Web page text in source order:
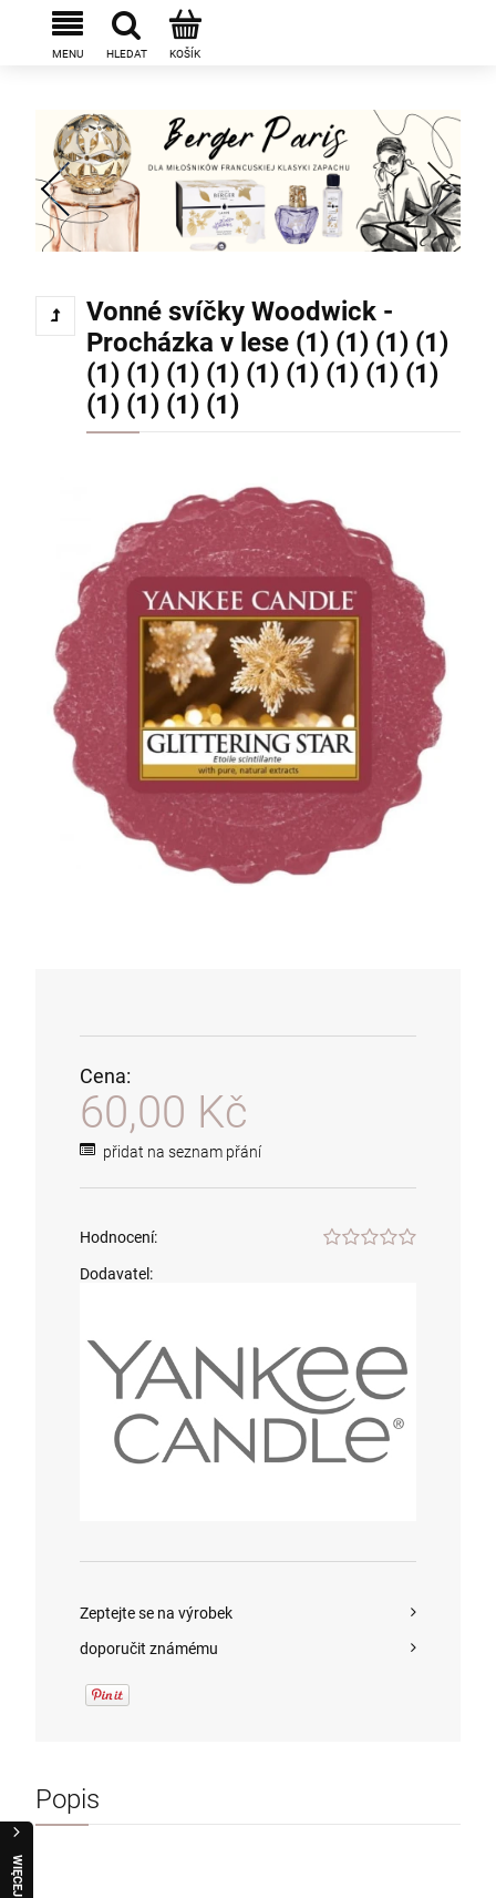
Vonné svíčky Woodwick - Po západu slunce
W
I
Ę
C
E
J
R
A
Q
U
O
Vonné svíčky Woodwick -
Procházka v lese (1) (1) (1) (1)
(1) (1) (1) (1) (1) (1) (1) (1) (1)
(1) (1) (1) (1)
Cena:
60,00 Kč
přidat na seznam přání
Hodnocení:
Dodavatel:
Zeptejte se na výrobek
doporučit známému
Popis